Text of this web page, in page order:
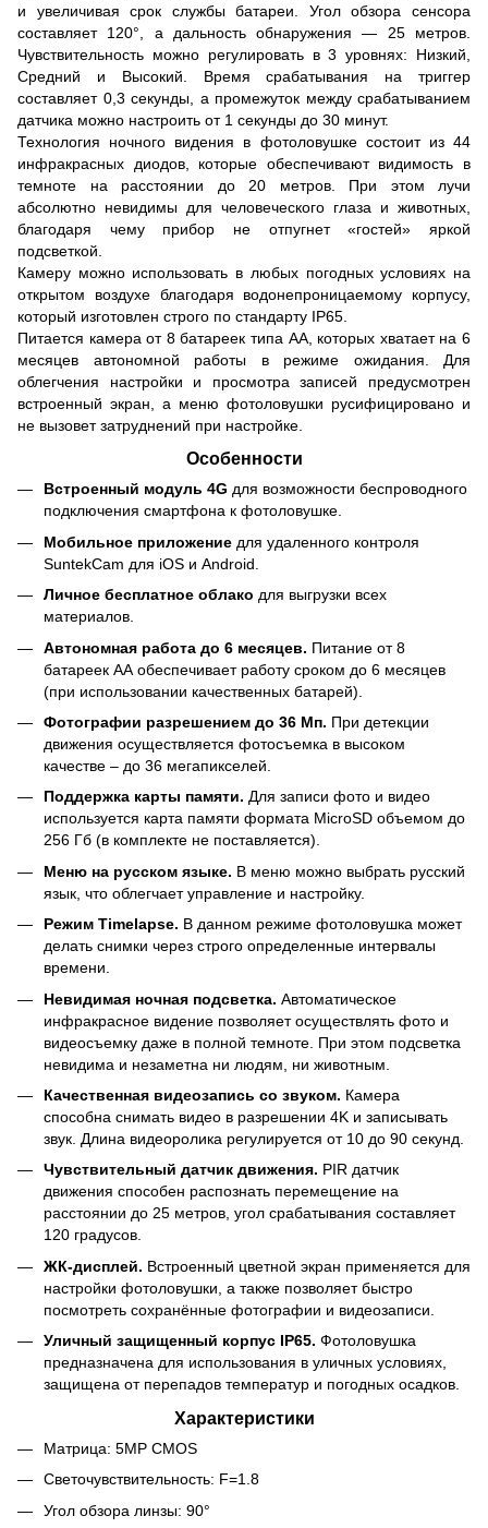
и увеличивая срок службы батареи. Угол обзора сенсора
составляет 120°, а дальность обнаружения — 25 метров.
Чувствительность можно регулировать в 3 уровнях: Низкий,
Средний и Высокий. Время срабатывания на триггер
составляет 0,3 секунды, а промежуток между срабатыванием
датчика можно настроить от 1 секунды до 30 минут.
Технология ночного видения в фотоловушке состоит из 44
инфракрасных диодов, которые обеспечивают видимость в
темноте на расстоянии до 20 метров. При этом лучи
абсолютно невидимы для человеческого глаза и животных,
благодаря чему прибор не отпугнет «гостей» яркой
подсветкой.
Камеру можно использовать в любых погодных условиях на
открытом воздухе благодаря водонепроницаемому корпусу,
который изготовлен строго по стандарту IP65.
Питается камера от 8 батареек типа АА, которых хватает на 6
месяцев автономной работы в режиме ожидания. Для
облегчения настройки и просмотра записей предусмотрен
встроенный экран, а меню фотоловушки русифицировано и
не вызовет затруднений при настройке.
Особенности
Встроенный модуль 4G для возможности беспроводного
подключения смартфона к фотоловушке.
Мобильное приложение для удаленного контроля
SuntekCam для iOS и Android.
Личное бесплатное облако для выгрузки всех
материалов.
Автономная работа до 6 месяцев. Питание от 8
батареек АА обеспечивает работу сроком до 6 месяцев
(при использовании качественных батарей).
Фотографии разрешением до 36 Мп. При детекции
движения осуществляется фотосъемка в высоком
качестве – до 36 мегапикселей.
Поддержка карты памяти. Для записи фото и видео
используется карта памяти формата MicroSD объемом до
256 Гб (в комплекте не поставляется).
Меню на русском языке. В меню можно выбрать русский
язык, что облегчает управление и настройку.
Режим Timelapse. В данном режиме фотоловушка может
делать снимки через строго определенные интервалы
времени.
Невидимая ночная подсветка. Автоматическое
инфракрасное видение позволяет осуществлять фото и
видеосъемку даже в полной темноте. При этом подсветка
невидима и незаметна ни людям, ни животным.
Качественная видеозапись со звуком. Камера
способна снимать видео в разрешении 4K и записывать
звук. Длина видеоролика регулируется от 10 до 90 секунд.
Чувствительный датчик движения. PIR датчик
движения способен распознать перемещение на
расстоянии до 25 метров, угол срабатывания составляет
120 градусов.
ЖК-дисплей. Встроенный цветной экран применяется для
настройки фотоловушки, а также позволяет быстро
посмотреть сохранённые фотографии и видеозаписи.
Уличный защищенный корпус IP65. Фотоловушка
предназначена для использования в уличных условиях,
защищена от перепадов температур и погодных осадков.
Характеристики
Матрица: 5MP CMOS
Светочувствительность: F=1.8
Угол обзора линзы: 90°